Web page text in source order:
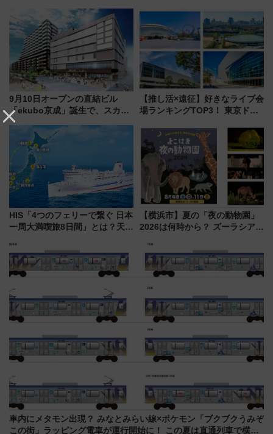
ブトムシに楽しいがいっぱい
9月10日オープンの直結ビル
「ekubo京成」誕生で、スカイ
ライナーも停まる巨大ハブ駅・
新鎌ヶ谷はどう変わる？ 全テナ
ント情報も公開！
【推し活×遠征】好きなライブ会
場ランキングTOP3！ 東京ドー
由と交通アクセス術、ライブ会
場に何を求める？
HIS「4つのフェリーで繋ぐ 日本
一周大満喫旅8日間」とは？天橋
雑な手続きも不要でお手軽に楽
しめるプランが登場
【横浜市】夏の「夜の動物園」
2026は何時から？ ズーラシア・
解説！
車内にメタモン出現？ みなとみらい線×ポケモン「ブクブクうみぞ
この街」ラッピング電車が運行開始に！ この夏は直通列車で横浜